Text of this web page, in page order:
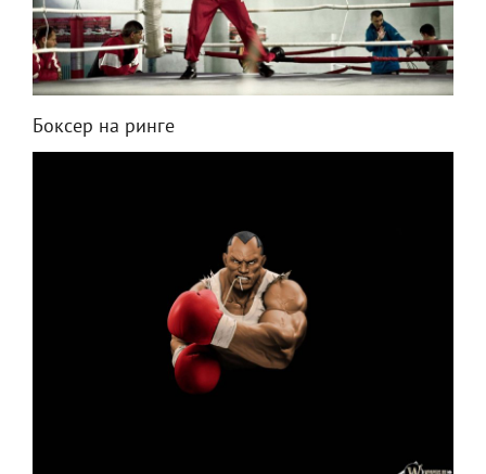
Боксер на ринге